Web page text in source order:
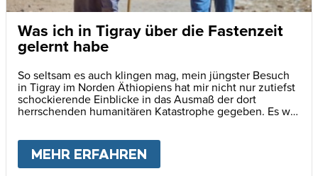
Was ich in Tigray über die Fastenzeit
gelernt habe
So seltsam es auch klingen mag, mein jüngster Besuch
in Tigray im Norden Äthiopiens hat mir nicht nur zutiefst
schockierende Einblicke in das Ausmaß der dort
herrschenden humanitären Katastrophe gegeben. Es war
MEHR ERFAHREN